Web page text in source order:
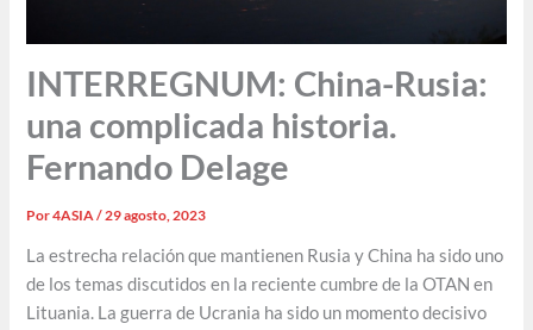
INTERREGNUM: China-Rusia:
una complicada historia.
Fernando Delage
Por4ASIA/ 29 agosto, 2023
La estrecha relación que mantienen Rusia y China ha sido uno
de los temas discutidos en la reciente cumbre de la OTAN en
Lituania. La guerra de Ucrania ha sido un momento decisivo